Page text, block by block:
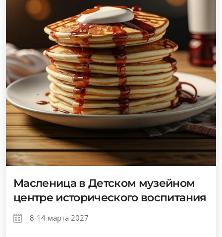
Масленица в Детском музейном
центре исторического воспитания
8-14 марта 2027